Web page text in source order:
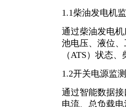
1.1柴油发电机
通过柴油发电
池电压、液位
（ATS）状态
1.2开关电源监测
通过智能数据
电流、总负载